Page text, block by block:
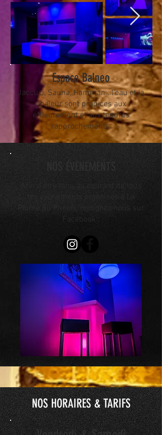
EspaceBalneo
Jaccuzi, Sauna, Hamman...l'eau et la
chaleur sont propices aux
effleurement et aux tendres
rapprochements.
NOS ÉVÈNEMENTS
Afin d'être tenu au courant de tous
les évènements organisés à La
Plume du Phénix, rejoignez nous
sur
Facebook :
NOS HORAIRES & TARIFS